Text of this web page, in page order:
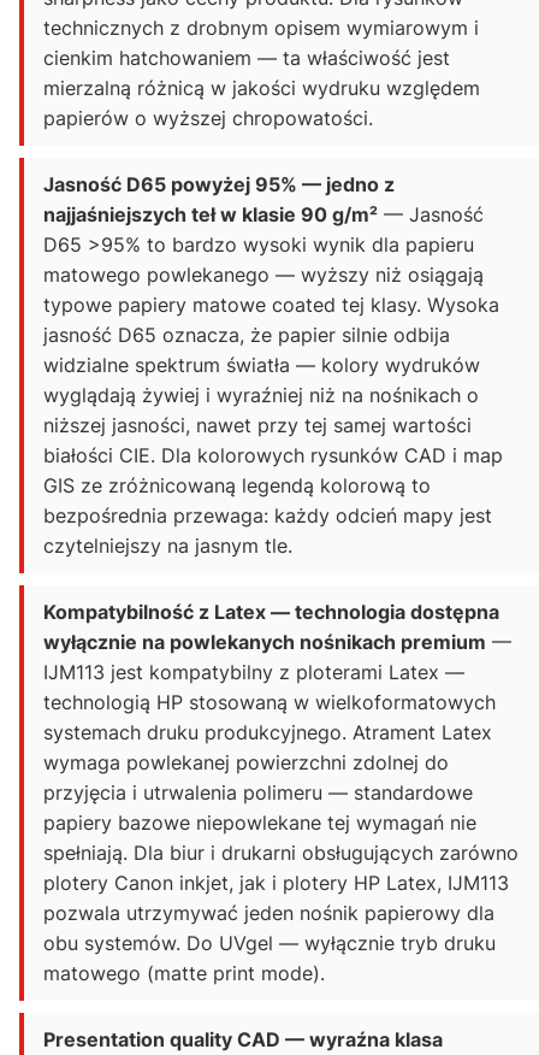
technicznych z drobnym opisem wymiarowym i
cienkim hatchowaniem — ta właściwość jest
mierzalną różnicą w jakości wydruku względem
papierów o wyższej chropowatości.
Jasność D65 powyżej 95% — jedno z
najjaśniejszych teł w klasie 90 g/m² — Jasność
D65 >95% to bardzo wysoki wynik dla papieru
matowego powlekanego — wyższy niż osiągają
typowe papiery matowe coated tej klasy. Wysoka
jasność D65 oznacza, że papier silnie odbija
widzialne spektrum światła — kolory wydruków
wyglądają żywiej i wyraźniej niż na nośnikach o
niższej jasności, nawet przy tej samej wartości
białości CIE. Dla kolorowych rysunków CAD i map
GIS ze zróżnicowaną legendą kolorową to
bezpośrednia przewaga: każdy odcień mapy jest
czytelniejszy na jasnym tle.
Kompatybilność z Latex — technologia dostępna
wyłącznie na powlekanych nośnikach premium —
IJM113 jest kompatybilny z ploterami Latex —
technologią HP stosowaną w wielkoformatowych
systemach druku produkcyjnego. Atrament Latex
wymaga powlekanej powierzchni zdolnej do
przyjęcia i utrwalenia polimeru — standardowe
papiery bazowe niepowlekane tej wymagań nie
spełniają. Dla biur i drukarni obsługujących zarówno
plotery Canon inkjet, jak i plotery HP Latex, IJM113
pozwala utrzymywać jeden nośnik papierowy dla
obu systemów. Do UVgel — wyłącznie tryb druku
matowego (matte print mode).
Presentation quality CAD — wyraźna klasa